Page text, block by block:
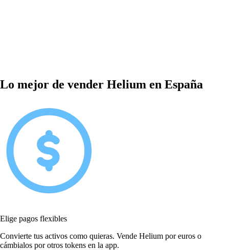
Lo mejor de vender Helium en España
Elige pagos flexibles
Convierte tus activos como quieras. Vende Helium por euros o
cámbialos por otros tokens en la app.